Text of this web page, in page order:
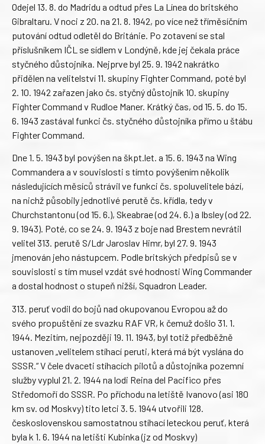
Odejel 13. 8. do Madridu a odtud přes La Línea do britského
Gibraltaru. V noci z 20. na 21. 8. 1942, po více než tříměsíčním
putování odtud odletěl do Británie. Po zotavení se stal
příslušníkem IČL se sídlem v Londýně, kde jej čekala práce
styčného důstojníka. Nejprve byl 25. 9. 1942 nakrátko
přidělen na velitelství 11. skupiny Fighter Command, poté byl
2. 10. 1942 zařazen jako čs. styčný důstojník 10. skupiny
Fighter Command v Rudloe Maner. Krátký čas, od 15. 5. do 15.
6. 1943 zastával funkci čs. styčného důstojníka přímo u štábu
Fighter Command.
Dne 1. 5. 1943 byl povýšen na škpt.let. a 15. 6. 1943 na Wing
Commandera a v souvislosti s tímto povýšením několik
následujících měsíců strávil ve funkci čs. spoluvelitele bází,
na nichž působily jednotlivé perutě čs. křídla, tedy v
Churchstantonu (od 15. 6.), Skeabrae (od 24. 6.) a Ibsley (od 22.
9. 1943). Poté, co se 24. 9. 1943 z boje nad Brestem nevrátil
velitel 313. perutě S/Ldr Jaroslav Himr, byl 27. 9. 1943
jmenován jeho nástupcem. Podle britských předpisů se v
souvislosti s tím musel vzdát své hodnosti Wing Commander
a dostal hodnost o stupeň nižší, Squadron Leader.
313. peruť vodil do bojů nad okupovanou Evropou až do
svého propuštění ze svazku RAF VR, k čemuž došlo 31. 1.
1944. Mezitím, nejpozději 19. 11. 1943, byl totiž předběžně
ustanoven „velitelem stíhací peruti, která má být vyslána do
SSSR.“ V čele dvaceti stíhacích pilotů a důstojníka pozemní
služby vyplul 21. 2. 1944 na lodi Reina del Pacifico přes
Středomoří do SSSR. Po příchodu na letiště Ivanovo (asi 180
km sv. od Moskvy) tito letci 3. 5. 1944 utvořili 128.
československou samostatnou stíhací leteckou peruť, která
byla k 1. 6. 1944 na letišti Kubinka (jz od Moskvy)